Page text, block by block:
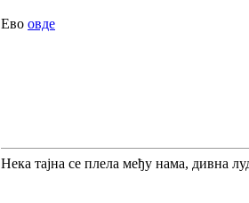
Ево овде
Нека тајна се плела међу нама, дивна